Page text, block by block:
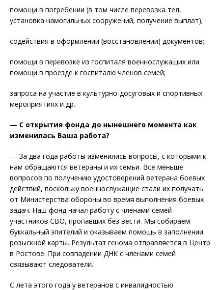
помощи в погребении (в том числе перевозка тел,
установка намогильных сооружений, получение выплат);
содействия в оформлении (восстановлении) документов;
помощи в перевозке из госпиталя военнослужащих или
помощи в проезде к госпиталю членов семей;
запроса на участие в культурно-досуговых и спортивных
мероприятиях и др.
— С открытия фонда до нынешнего момента как
изменилась Ваша работа?
— За два года работы изменились вопросы, с которыми к
нам обращаются ветераны и их семьи. Все меньше
вопросов по получению удостоверений ветерана боевых
действий, поскольку военнослужащие стали их получать
от Министерства обороны во время выполнения боевых
задач. Наш фонд начал работу с членами семей
участников СВО, пропавших без вести. Мы собираем
буккальный эпителий и оказываем помощь в заполнении
розыскной карты. Результат генома отправляется в Центр
в Ростове. При совпадении ДНК с членами семей
связывают следователи.
С лета этого года у ветеранов с инвалидностью